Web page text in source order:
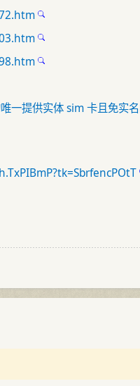
一提供实体 sim 卡且免实